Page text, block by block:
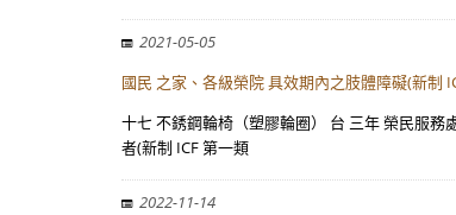
2021-05-05
國民 之家、各級榮院 具效期內之肢體障礙(新制
十七 不銹鋼輪椅（塑膠輪圈） 台 三年 榮民服務
者(新制 ICF 第一類
2022-11-14